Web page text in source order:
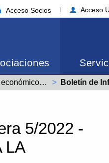
Acceso Socios Acceso
Circulares económico financieras año 2022 Actual:
Boletín de Información Económico
5/2022 -
LA